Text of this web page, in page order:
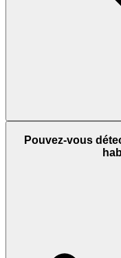
Pouvez-vous